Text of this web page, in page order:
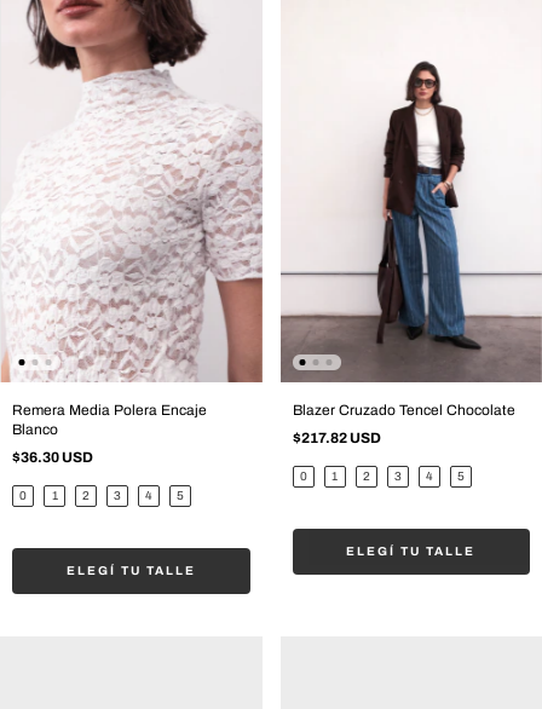
Remera Media Polera Encaje
Blanco
$36.30 USD
0 1 2 3 4 5
ELEGÍ TU TALLE
Blazer Cruzado Tencel Chocolate
$217.82 USD
0 1 2 3 4 5
ELEGÍ TU TALLE